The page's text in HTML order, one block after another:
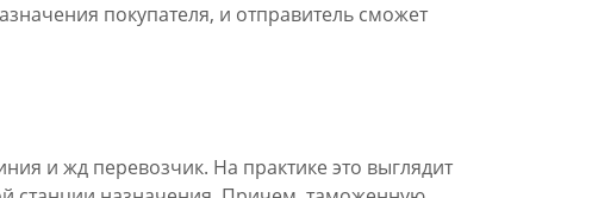
покупателя, и отправитель сможет
и жд перевозчик. На практике это выглядит